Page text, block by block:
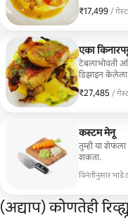
ज्यामुळे शेअर
कार्यक्रमांसाठी
₹17,499 / गेस्ट
₹17,499 प्रति गेस्ट
एका
टेबलाभोवती
डिझाइन केलेला
सीफूड,
घेऊ इच्छिणाऱ्या
₹27,485 /
₹27,485 प्रति
कस्टम मेनू
तुम्ही या
शकता.
विनंतीनुसार
(अद्याप) कोणतेही